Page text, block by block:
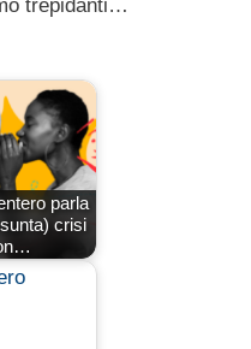
trepidanti…
parla
crisi